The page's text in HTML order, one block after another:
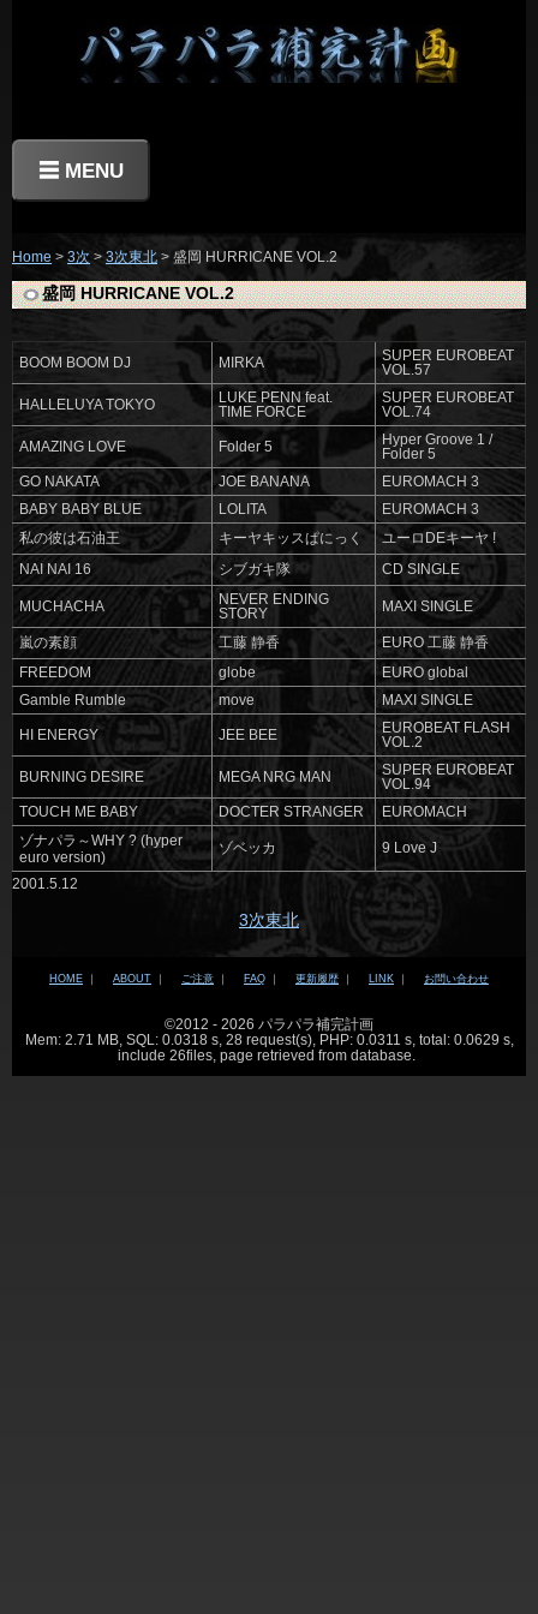
☰ MENU
Home > 3次 > 3次東北 > 盛岡 HURRICANE VOL.2
盛岡 HURRICANE VOL.2
BOOM BOOM DJ MIRKA
SUPER EUROBEAT
VOL.57
HALLELUYA TOKYO
LUKE PENN feat.
TIME FORCE
SUPER EUROBEAT
VOL.74
AMAZING LOVE Folder 5
Hyper Groove 1 /
Folder 5
GO NAKATA
JOE BANANA
EUROMACH 3
BABY BABY BLUE
LOLITA
EUROMACH 3
私の彼は石油王
キーヤキッスぱにっく ユーロDEキーヤ !
NAI NAI 16 シブガキ隊 CD SINGLE
MUCHACHA
NEVER ENDING
STORY
MAXI SINGLE
嵐の素顔 工藤 静香 EURO 工藤 静香
FREEDOM globe
EURO global
Gamble Rumble
move MAXI SINGLE
HI ENERGY JEE BEE
EUROBEAT FLASH
VOL.2
BURNING DESIRE MEGA NRG MAN
SUPER EUROBEAT
VOL.94
TOUCH ME BABY
DOCTER STRANGER
EUROMACH
ゾナパラ～WHY ? (hyper
euro version)
ゾベッカ 9 Love J
2001.5.12
3次東北
HOME ｜ ABOUT ｜ ご注意 ｜ FAQ ｜ 更新履歴 ｜ LINK ｜ お問い合わせ
©2012 - 2026 パラパラ補完計画
Mem: 2.71 MB, SQL: 0.0318 s, 28 request(s), PHP: 0.0311 s, total: 0.0629 s,
include 26files, page retrieved from database.